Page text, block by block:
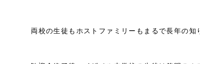
両校の生徒もホストファミリーもまるで長年の